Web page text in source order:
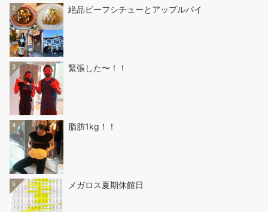
2 絶品ビーフシチューとアップルパイ
3 緊張した〜！！
4 脂肪1kg！！
5 メガロス夏期休館日